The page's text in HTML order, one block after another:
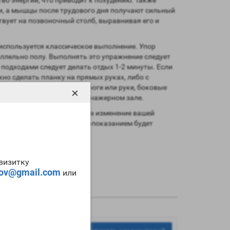
или
×
а мышцы после трудового дня получают сильный
на позвоночный столб, выравнивая его и
классическое выполнение. Упор
полу. Выполнять это упражнение следует
следует делать отдых 1-2 минуты. Если
сделать планку на прямых руках, либо с
планок типа на одной ноге или руке, боковые
или фитбола в тренажерном зале.
хороший эффект в изменение вашей
Единственным противопоказанием будет